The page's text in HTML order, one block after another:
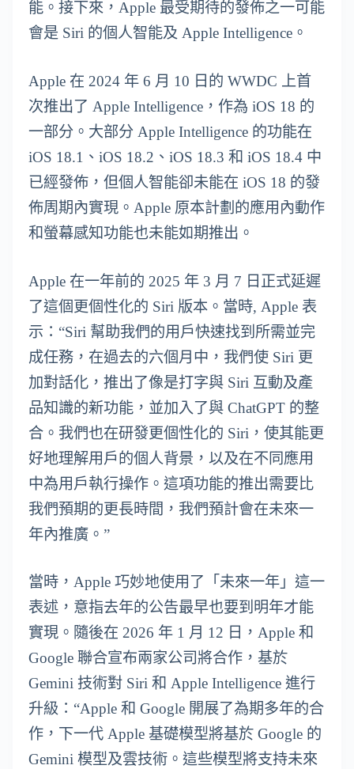
能。接下來，Apple 最受期待的發佈之一可能
會是 Siri 的個人智能及 Apple Intelligence。
Apple 在 2024 年 6 月 10 日的 WWDC 上首
次推出了 Apple Intelligence，作為 iOS 18 的
一部分。大部分 Apple Intelligence 的功能在
iOS 18.1、iOS 18.2、iOS 18.3 和 iOS 18.4 中
已經發佈，但個人智能卻未能在 iOS 18 的發
佈周期內實現。Apple 原本計劃的應用內動作
和螢幕感知功能也未能如期推出。
Apple 在一年前的 2025 年 3 月 7 日正式延遲
了這個更個性化的 Siri 版本。當時, Apple 表
示：“Siri 幫助我們的用戶快速找到所需並完
成任務，在過去的六個月中，我們使 Siri 更
加對話化，推出了像是打字與 Siri 互動及產
品知識的新功能，並加入了與 ChatGPT 的整
合。我們也在研發更個性化的 Siri，使其能更
好地理解用戶的個人背景，以及在不同應用
中為用戶執行操作。這項功能的推出需要比
我們預期的更長時間，我們預計會在未來一
年內推廣。”
當時，Apple 巧妙地使用了「未來一年」這一
表述，意指去年的公告最早也要到明年才能
實現。隨後在 2026 年 1 月 12 日，Apple 和
Google 聯合宣布兩家公司將合作，基於
Gemini 技術對 Siri 和 Apple Intelligence 進行
升級：“Apple 和 Google 開展了為期多年的合
作，下一代 Apple 基礎模型將基於 Google 的
Gemini 模型及雲技術。這些模型將支持未來